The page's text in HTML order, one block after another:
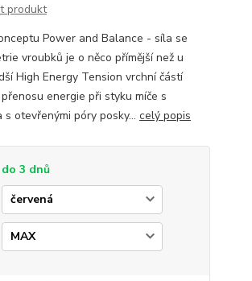
produkt
Power and Balance - síla se
vroubků je o něco přímější než u
High Energy Tension vrchní částí
energie při styku míče s
otevřenými póry posky... celý popis
do 3 dnů